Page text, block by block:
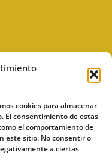
cookies para almacenar
El consentimiento de estas
el comportamiento de
este sitio. No consentir o
a ciertas